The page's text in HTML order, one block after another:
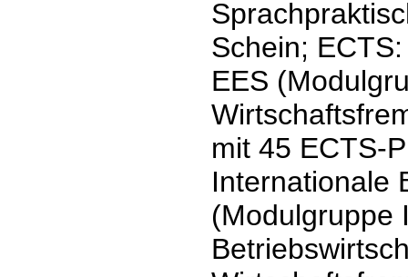
Schein;
EES
mit 45 ECTS-
Internationale
(Modulgruppe